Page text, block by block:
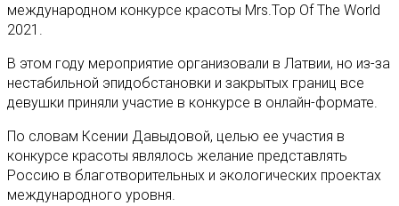
международном конкурсе красоты Mrs.Top Of The World
2021.
В этом году мероприятие организовали в Латвии, но из-за
нестабильной эпидобстановки и закрытых границ все
девушки приняли участие в конкурсе в онлайн-формате.
По словам Ксении Давыдовой, целью ее участия в
конкурсе красоты являлось желание представлять
Россию в благотворительных и экологических проектах
международного уровня.